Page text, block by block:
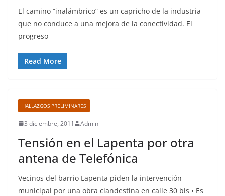
El camino “inalámbrico” es un capricho de la industria
que no conduce a una mejora de la conectividad. El
progreso
Read More
HALLAZGOS PRELIMINARES
3 diciembre, 2011 Admin
Tensión en el Lapenta por otra
antena de Telefónica
Vecinos del barrio Lapenta piden la intervención
municipal por una obra clandestina en calle 30 bis • Es